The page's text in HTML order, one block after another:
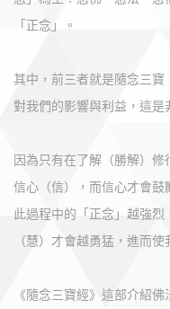
「正念」。
其中，前三者就是隨念三寶
對我們的影響與利益，這是
因為只有在了解（勝解）
信心（信），而信心才會鼓
此過程中的「正念」越強
（慧）才會越勇猛，進而
《隨念三寶經》這部介紹